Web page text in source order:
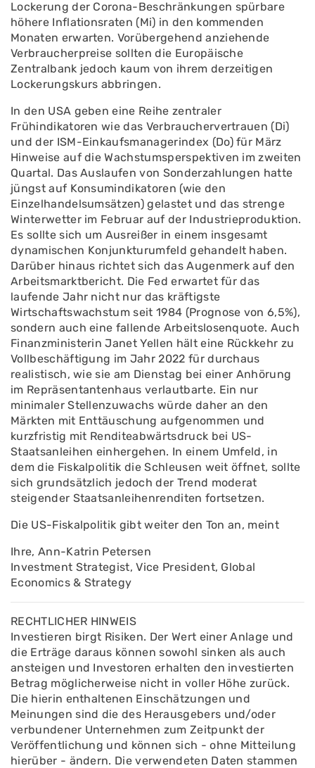
Lockerung der Corona-Beschränkungen spürbare
höhere Inflationsraten (Mi) in den kommenden
Monaten erwarten. Vorübergehend anziehende
Verbraucherpreise sollten die Europäische
Zentralbank jedoch kaum von ihrem derzeitigen
Lockerungskurs abbringen.
In den USA geben eine Reihe zentraler
Frühindikatoren wie das Verbrauchervertrauen (Di)
und der ISM-Einkaufsmanagerindex (Do) für März
Hinweise auf die Wachstumsperspektiven im zweiten
Quartal. Das Auslaufen von Sonderzahlungen hatte
jüngst auf Konsumindikatoren (wie den
Einzelhandelsumsätzen) gelastet und das strenge
Winterwetter im Februar auf der Industrieproduktion.
Es sollte sich um Ausreißer in einem insgesamt
dynamischen Konjunkturumfeld gehandelt haben.
Darüber hinaus richtet sich das Augenmerk auf den
Arbeitsmarktbericht. Die Fed erwartet für das
laufende Jahr nicht nur das kräftigste
Wirtschaftswachstum seit 1984 (Prognose von 6,5%),
sondern auch eine fallende Arbeitslosenquote. Auch
Finanzministerin Janet Yellen hält eine Rückkehr zu
Vollbeschäftigung im Jahr 2022 für durchaus
realistisch, wie sie am Dienstag bei einer Anhörung
im Repräsentantenhaus verlautbarte. Ein nur
minimaler Stellenzuwachs würde daher an den
Märkten mit Enttäuschung aufgenommen und
kurzfristig mit Renditeabwärtsdruck bei US-
Staatsanleihen einhergehen. In einem Umfeld, in
dem die Fiskalpolitik die Schleusen weit öffnet, sollte
sich grundsätzlich jedoch der Trend moderat
steigender Staatsanleihenrenditen fortsetzen.
Die US-Fiskalpolitik gibt weiter den Ton an, meint
Ihre, Ann-Katrin Petersen
Investment Strategist, Vice President, Global
Economics & Strategy
RECHTLICHER HINWEIS
Investieren birgt Risiken. Der Wert einer Anlage und
die Erträge daraus können sowohl sinken als auch
ansteigen und Investoren erhalten den investierten
Betrag möglicherweise nicht in voller Höhe zurück.
Die hierin enthaltenen Einschätzungen und
Meinungen sind die des Herausgebers und/oder
verbundener Unternehmen zum Zeitpunkt der
Veröffentlichung und können sich - ohne Mitteilung
hierüber - ändern. Die verwendeten Daten stammen